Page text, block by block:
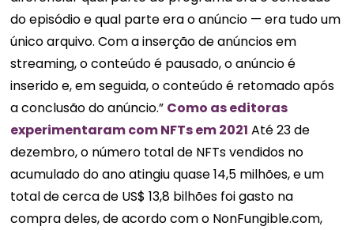
do episódio e qual parte era o anúncio — era tudo um
único arquivo. Com a inserção de anúncios em
streaming, o conteúdo é pausado, o anúncio é
inserido e, em seguida, o conteúdo é retomado após
a conclusão do anúncio.” Como as editoras
experimentaram com NFTs em 2021 Até 23 de
dezembro, o número total de NFTs vendidos no
acumulado do ano atingiu quase 14,5 milhões, e um
total de cerca de US$ 13,8 bilhões foi gasto na
compra deles, de acordo com o NonFungible.com,